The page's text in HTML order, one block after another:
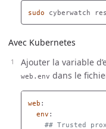
sudo
Avec Kubernetes
Ajouter la variable
web.env dans le
web :
env :
## Trusted